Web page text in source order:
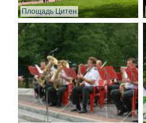
Площадь Цитен